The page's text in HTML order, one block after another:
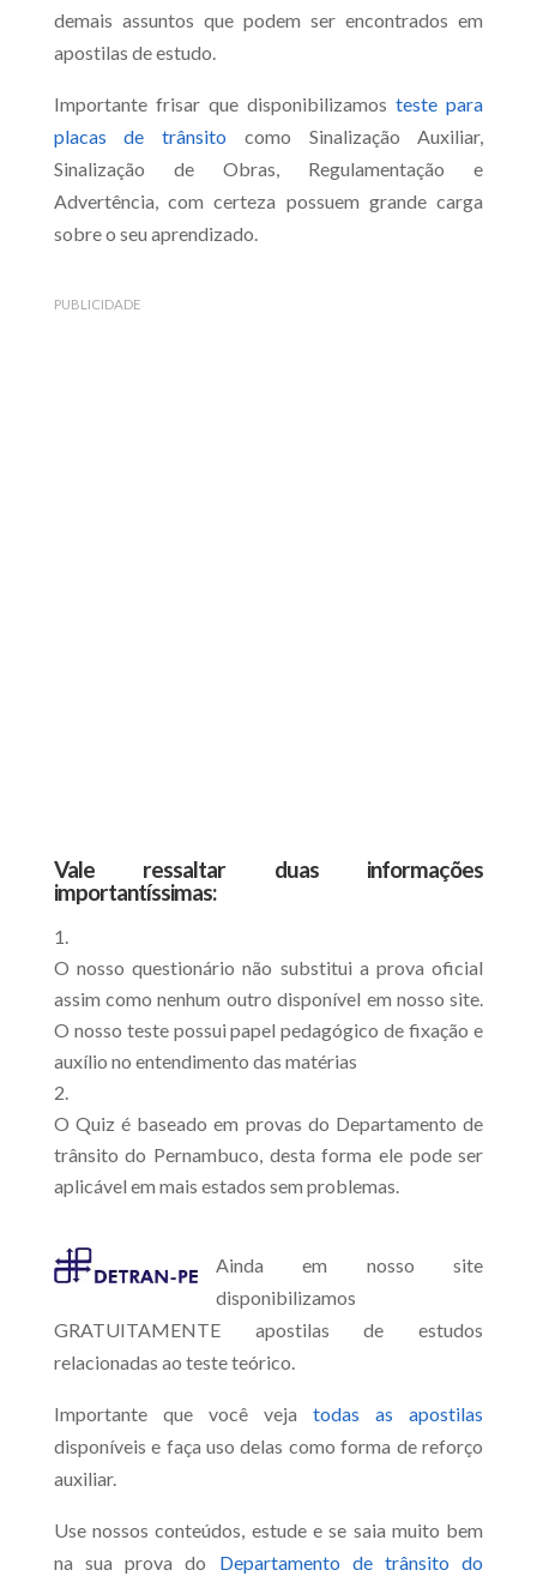
demais assuntos que podem ser encontrados em
apostilas de estudo.
Importante frisar que disponibilizamosteste para
placas de trânsito como Sinalização Auxiliar,
Sinalização de Obras, Regulamentação e
Advertência, com certeza possuem grande carga
sobre o seu aprendizado.
PUBLICIDADE
Vale ressaltar duas informações
importantíssimas:
O nosso questionário não substitui a prova oficial
assim como nenhum outro disponível em nosso site.
O nosso teste possui papel pedagógico de fixação e
auxílio no entendimento das matérias
O Quiz é baseado em provas do Departamento de
trânsito do Pernambuco, desta forma ele pode ser
aplicável em mais estados sem problemas.
Ainda em nosso site
disponibilizamos
GRATUITAMENTE apostilas de estudos
relacionadas ao teste teórico.
Importante que você vejatodas as apostilas
disponíveis e faça uso delas como forma de reforço
auxiliar.
Use nossos conteúdos, estude e se saia muito bem
na sua prova do Departamento de trânsito do